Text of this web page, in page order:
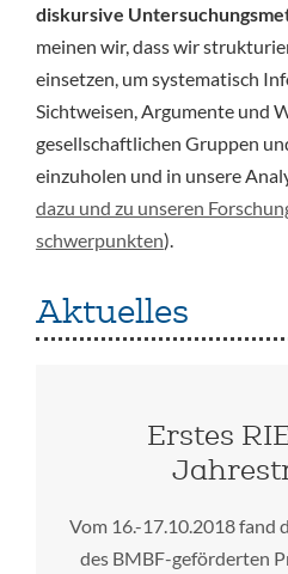
diskursive
meinen wir, dass wir
einsetzen, um systematisch
Sichtweisen, Argumente und
gesellschaftlichen Gruppen
einzuholen und in unsere
dazu und zu unseren
schwerpunkten).
Aktuelles
Erstes
Vom 16.-17.10.2018 fand
des BMBF-geförderten